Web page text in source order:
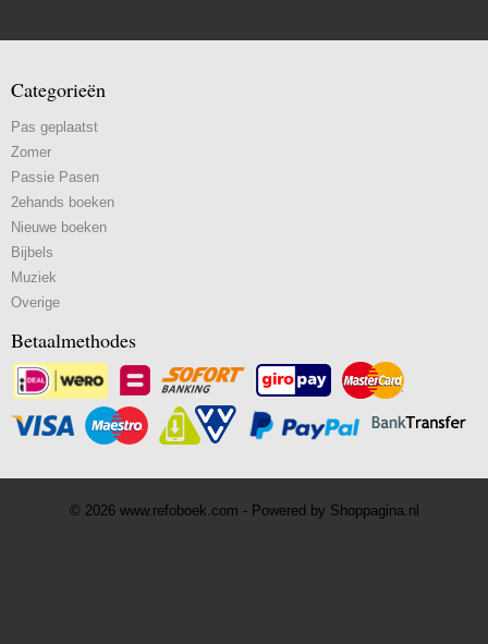
Categorieën
Pas geplaatst
Zomer
Passie Pasen
2ehands boeken
Nieuwe boeken
Bijbels
Muziek
Overige
Betaalmethodes
© 2026 www.refoboek.com - Powered by Shoppagina.nl